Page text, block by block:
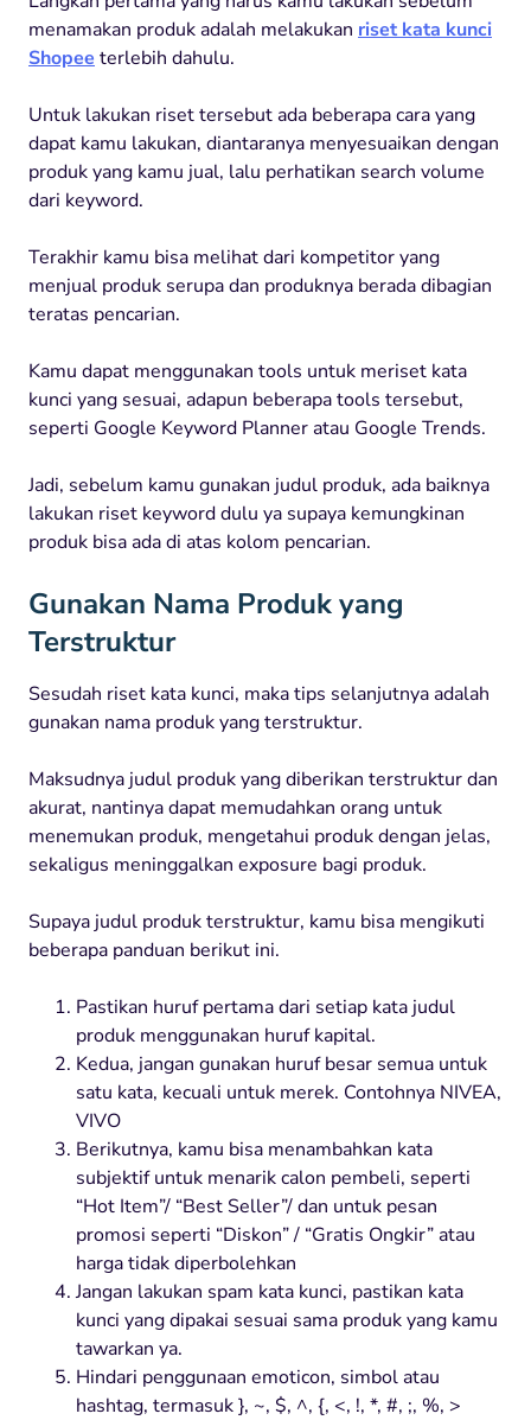
menamakan produk adalah melakukan riset kata kunci
Shopee terlebih dahulu.
Untuk lakukan riset tersebut ada beberapa cara yang
dapat kamu lakukan, diantaranya menyesuaikan dengan
produk yang kamu jual, lalu perhatikan search volume
dari keyword.
Terakhir kamu bisa melihat dari kompetitor yang
menjual produk serupa dan produknya berada dibagian
teratas pencarian.
Kamu dapat menggunakan tools untuk meriset kata
kunci yang sesuai, adapun beberapa tools tersebut,
seperti Google Keyword Planner atau Google Trends.
Jadi, sebelum kamu gunakan judul produk, ada baiknya
lakukan riset keyword dulu ya supaya kemungkinan
produk bisa ada di atas kolom pencarian.
Gunakan Nama Produk yang
Terstruktur
Sesudah riset kata kunci, maka tips selanjutnya adalah
gunakan nama produk yang terstruktur.
Maksudnya judul produk yang diberikan terstruktur dan
akurat, nantinya dapat memudahkan orang untuk
menemukan produk, mengetahui produk dengan jelas,
sekaligus meninggalkan exposure bagi produk.
Supaya judul produk terstruktur, kamu bisa mengikuti
beberapa panduan berikut ini.
Pastikan huruf pertama dari setiap kata judul
produk menggunakan huruf kapital.
Kedua, jangan gunakan huruf besar semua untuk
satu kata, kecuali untuk merek. Contohnya NIVEA,
VIVO
Berikutnya, kamu bisa menambahkan kata
subjektif untuk menarik calon pembeli, seperti
“Hot Item”/ “Best Seller”/ dan untuk pesan
promosi seperti “Diskon” / “Gratis Ongkir” atau
harga tidak diperbolehkan
Jangan lakukan spam kata kunci, pastikan kata
kunci yang dipakai sesuai sama produk yang kamu
tawarkan ya.
Hindari penggunaan emoticon, simbol atau
hashtag, termasuk }, ~, $, ^, {, <, !, *, #, ;, %, >